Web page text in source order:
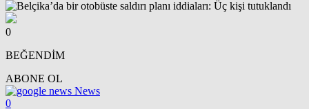
0
BEĞENDİM
ABONE OL
News
0